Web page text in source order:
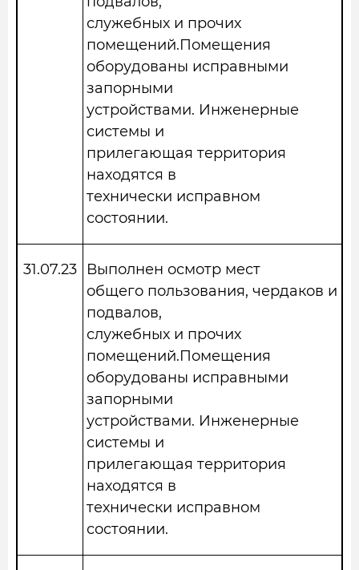
служебных и прочих
помещений.Помещения
оборудованы исправными
запорными
устройствами. Инженерные
системы и
прилегающая территория
находятся в
технически исправном
состоянии.
31.07.23
Выполнен осмотр мест
общего пользования, чердаков и
подвалов,
служебных и прочих
помещений.Помещения
оборудованы исправными
запорными
устройствами. Инженерные
системы и
прилегающая территория
находятся в
технически исправном
состоянии.